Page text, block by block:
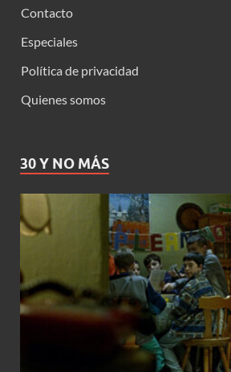
Contacto
Especiales
Política de privacidad
Quienes somos
30 Y NO MÁS